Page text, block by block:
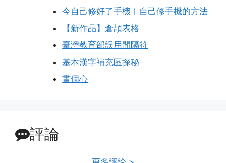
今自己修好了手機︱自己修手機的方法
【新作品】倉頡表格
臺灣教育部誤用間隔符
基本漢字補充區探秘
畫個心
評論